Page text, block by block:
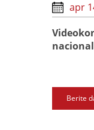
apr
Berite